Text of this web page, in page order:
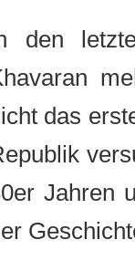
In den
Khavaran
nicht das
Republik
80er
der